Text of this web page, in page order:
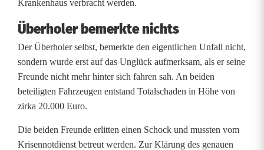
r
a
u
s
N
i
Krankenhaus verbracht werden.
Überholer bemerkte nichts
Der Überholer selbst, bemerkte den eigentlichen Unfall nicht,
sondern wurde erst auf das Unglück aufmerksam, als er seine
Freunde nicht mehr hinter sich fahren sah. An beiden
beteiligten Fahrzeugen entstand Totalschaden in Höhe von
zirka 20.000 Euro.
Die beiden Freunde erlitten einen Schock und mussten vom
Krisennotdienst betreut werden. Zur Klärung des genauen